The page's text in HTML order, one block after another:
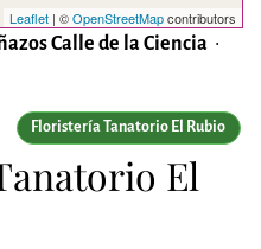
Leaflet | ©OpenStreetMapcontributors
Calle de la Ciencia •
Floristería Tanatorio El Rubio
El